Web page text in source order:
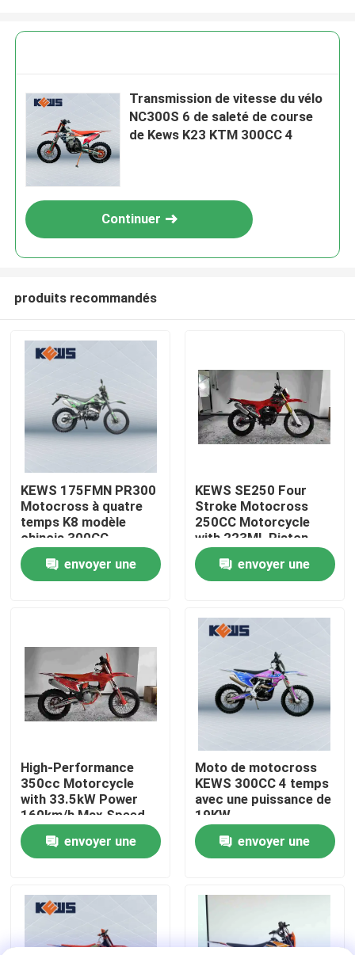
Maison
Produits
Visite d'usine
Contrôle de qualité
Blog
4 motos d'Enduro de course
Deux motos d'Enduro de course
Motos de rassemblement
Transmission de vitesse du vélo
NC300S 6 de saleté de course
de Kews K23 KTM 300CC 4
Continuer
produits recommandés
KEWS 175FMN PR300
Motocross à quatre
temps K8 modèle
chinois 300CC
Motocycle
Motocyclesenvoyer une
KEWS SE250 Four
Stroke Motocross
250CC Motorcycle
with 223ML Piston
Displacement 15/8500
Maximum Power and
19/6500 Maximum
envoyer une
High-Performance
350cc Motorcycle
with 33.5kW Power
160km/h Max Speed
and 1460mm
Wheelbase for
Motocross
envoyer une
Moto de motocross
KEWS 300CC 4 temps
avec une puissance de
19KW
envoyer une